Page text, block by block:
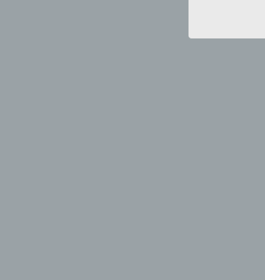
Profiling ist jede
Daten, die darin
Person beziehen,